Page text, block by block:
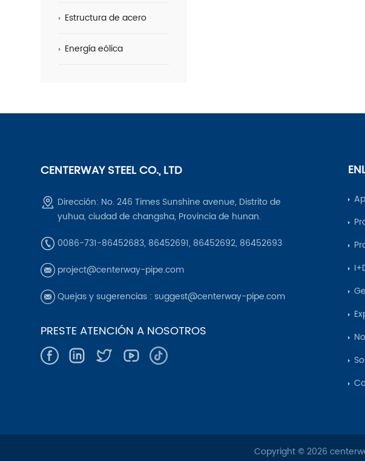
Estructura de acero
Energía eólica
CENTERWAY STEEL CO., LTD
Dirección: No. 246 Times Sunshine avenue, Distrito de
yuhua, ciudad de changsha, Provincia de hunan.
0086-731-86452683, 86452691, 86452692, 86452693
project@centerway-pipe.com
Quejas y sugerencias :suggest@centerway-pipe.com
PRESTE ATENCIÓN A NOSOTROS
Copyright © 2026